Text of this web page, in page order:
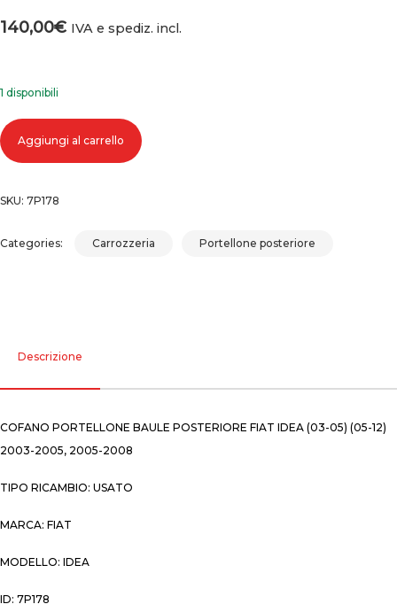
140,00€ IVA e spediz. incl.
1 disponibili
COFANO PORTELLONE BAULE POSTERIORE FIAT IDEA (03-05) (05-12)
quantità
Aggiungi al carrello
SKU: 7P178
Categories: Carrozzeria Portellone posteriore
Descrizione
COFANO PORTELLONE BAULE POSTERIORE FIAT IDEA (03-05) (05-12)
2003-2005, 2005-2008
TIPO RICAMBIO: USATO
MARCA: FIAT
MODELLO: IDEA
ID: 7P178